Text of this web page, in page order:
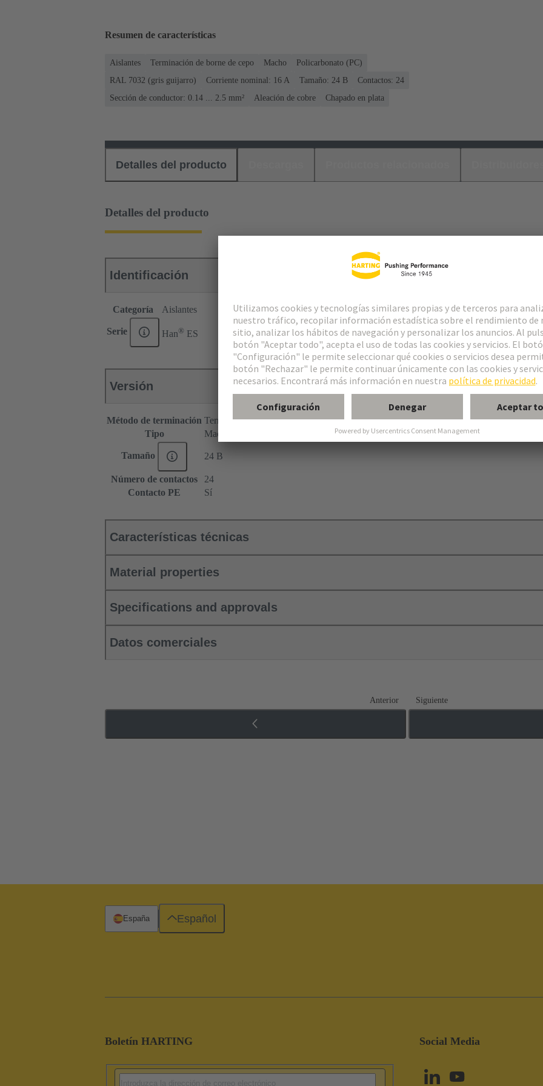
Resumen de características
Aislantes Terminación de borne de cepo Macho
Policarbonato (PC)
RAL 7032 (gris guijarro)
Corriente nominal: ‌16 A Tamaño: 24 B
Contactos: 24
Sección de conductor: 0.14 ... 2.5 mm²
Aleación de cobre Chapado en plata
Detalles del producto
Detalles del producto
Identificación
Categoría Aislantes
Serie Han® ES
Versión
Método de terminación Terminación de borne de cepo
Tipo
Macho
Tamaño 24 B
Número de contactos
24
Contacto PE
Sí
Características técnicas
Material properties
Specifications and approvals
Datos comerciales
Anterior Siguiente
Boletín HARTING Social Media
España Español